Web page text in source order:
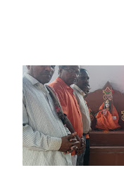
ବୈଠକ ଅନୁଷ୍ଠିତ
ଜୋନର ସାଧାରଣ ପରିଷଦ
ବନ୍ଧୁତା ଦିବସ ପାଳିତ ।
ପୋଲିସ ଭୂମିକାକୁ ନେଇ ପ୍ରଶ୍ନ ।
ରେ 20ରୁ ଉର୍ଦ୍ଧ